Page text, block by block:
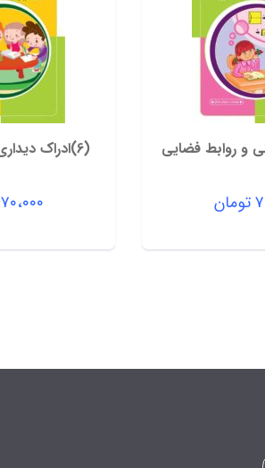
تومان
(6)ادراک دیداری و کشف روابط
۷۰،۰۰۰